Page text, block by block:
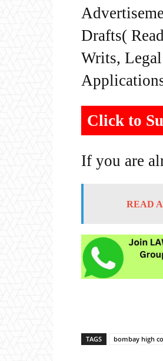
Drafts(
Writs,
Click to
If you are
READ
TAGS bombay high